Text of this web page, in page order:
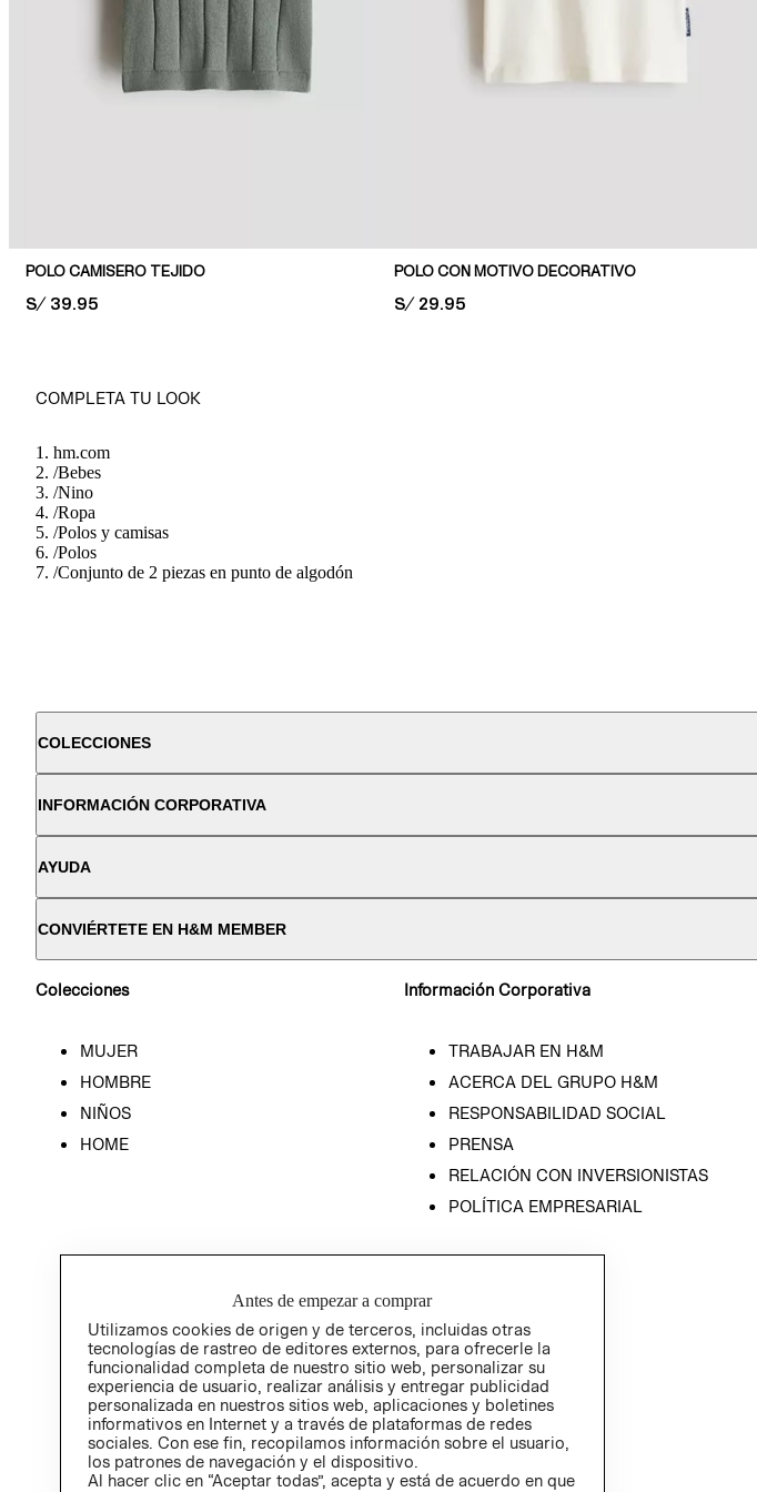
POLO CAMISERO TEJIDO
PRICE:
S/ 39.95
POLO CON MOTIVO DECORATIVO
PRICE:
S/ 29.95
COMPLETA TU LOOK
hm.com
/Bebes
/Nino
/Ropa
/Polos y camisas
/Polos
/Conjunto de 2 piezas en punto de algodón
COLECCIONES
INFORMACIÓN CORPORATIVA
AYUDA
CONVIÉRTETE EN H&M MEMBER
Colecciones
MUJER
HOMBRE
NIÑOS
HOME
Información Corporativa
TRABAJAR EN H&M
ACERCA DEL GRUPO H&M
RESPONSABILIDAD SOCIAL
PRENSA
RELACIÓN CON INVERSIONISTAS
POLÍTICA EMPRESARIAL
Antes de empezar a comprar
Utilizamos cookies de origen y de terceros, incluidas otras
tecnologías de rastreo de editores externos, para ofrecerle la
funcionalidad completa de nuestro sitio web, personalizar su
experiencia de usuario, realizar análisis y entregar publicidad
personalizada en nuestros sitios web, aplicaciones y boletines
informativos en Internet y a través de plataformas de redes
sociales. Con ese fin, recopilamos información sobre el usuario,
los patrones de navegación y el dispositivo.
Al hacer clic en “Aceptar todas”, acepta y está de acuerdo en que